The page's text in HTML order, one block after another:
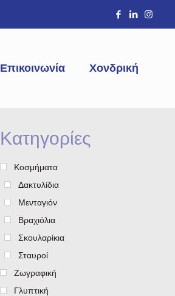
Επικοινωνία Χονδρική
Κατηγορίες
Κοσμήματα
Δακτυλίδια
Μενταγιόν
Βραχιόλια
Σκουλαρίκια
Σταυροί
Ζωγραφική
Γλυπτική